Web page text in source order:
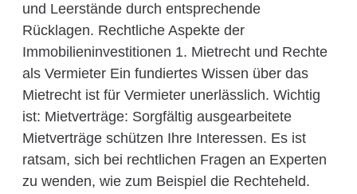
und Leerstände durch entsprechende
Rücklagen. Rechtliche Aspekte der
Immobilieninvestitionen 1. Mietrecht und Rechte
als Vermieter Ein fundiertes Wissen über das
Mietrecht ist für Vermieter unerlässlich. Wichtig
ist: Mietverträge: Sorgfältig ausgearbeitete
Mietverträge schützen Ihre Interessen. Es ist
ratsam, sich bei rechtlichen Fragen an Experten
zu wenden, wie zum Beispiel die Rechteheld.